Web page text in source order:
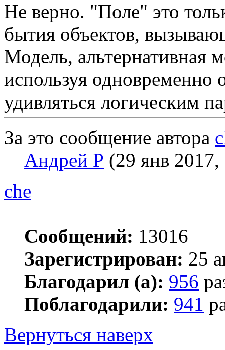
Не верно. "Поле" это
бытия объектов,
Модель, альтернативная
используя одновременно
удивляться логическим
За это сообщение автора
Андрей Р (29 янв
che
Сообщений: 13016
Зарегистрирован: 25
Благодарил (а): 956
Поблагодарили: 941
Вернуться наверх